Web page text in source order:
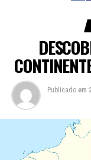
Publicado em